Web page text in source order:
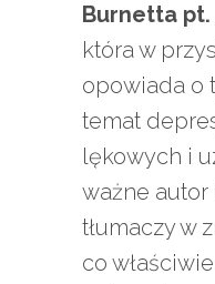
Burnetta pt.
która w
opowiada o
temat
lękowych i
ważne
tłumaczy w
co